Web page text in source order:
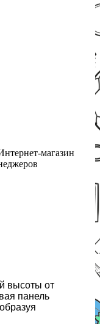
магазин
высоты от
панель